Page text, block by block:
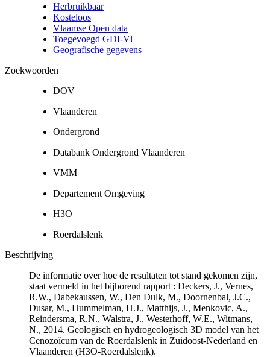
Herbruikbaar
Kosteloos
Vlaamse Open data
Toegevoegd GDI-Vl
Geografische gegevens
Zoekwoorden
DOV
Vlaanderen
Ondergrond
Databank Ondergrond Vlaanderen
VMM
Departement Omgeving
H3O
Roerdalslenk
Beschrijving
De informatie over hoe de resultaten tot stand gekomen zijn,
staat vermeld in het bijhorend rapport : Deckers, J., Vernes,
R.W., Dabekaussen, W., Den Dulk, M., Doornenbal, J.C.,
Dusar, M., Hummelman, H.J., Matthijs, J., Menkovic, A.,
Reindersma, R.N., Walstra, J., Westerhoff, W.E., Witmans,
N., 2014. Geologisch en hydrogeologisch 3D model van het
Cenozoïcum van de Roerdalslenk in Zuidoost-Nederland en
Vlaanderen (H3O-Roerdalslenk).